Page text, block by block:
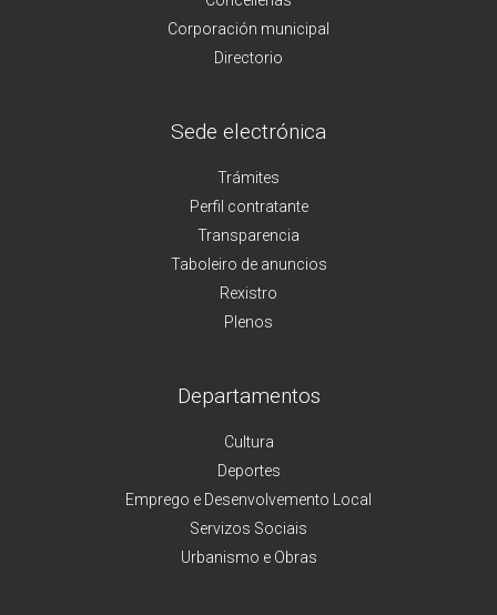
Corporación municipal
Directorio
Sede electrónica
Trámites
Perfil contratante
Transparencia
Taboleiro de anuncios
Rexistro
Plenos
Departamentos
Cultura
Deportes
Emprego e Desenvolvemento Local
Servizos Sociais
Urbanismo e Obras